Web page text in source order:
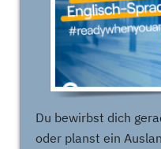
Du bewirbst dich
oder planst ein